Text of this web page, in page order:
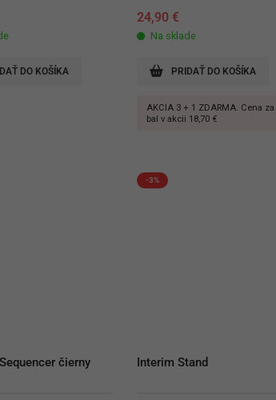
DO KOŠÍKA
24,90 €
Na sklade
AKCIA 3 + 1 ZDARMA. Cena za
bal v akcii 18,70 €
PRIDAŤ DO KOŠÍKA
čierny
-3%
Interim Stand